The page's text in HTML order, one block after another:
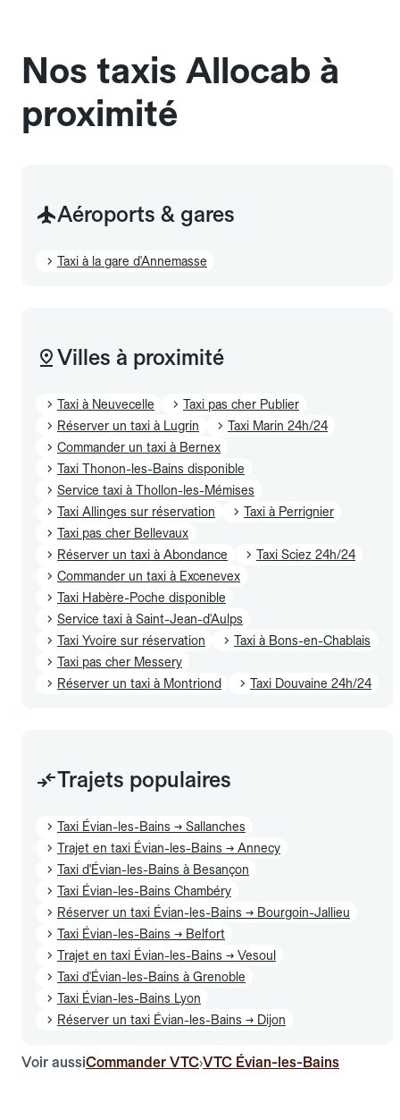
Nos taxis Allocab à
proximité
Aéroports & gares
Taxi à la gare d'Annemasse
Villes à proximité
Taxi à Neuvecelle
Taxi pas cher Publier
Réserver un taxi à Lugrin
Taxi Marin 24h/24
Commander un taxi à Bernex
Taxi Thonon-les-Bains disponible
Service taxi à Thollon-les-Mémises
Taxi Allinges sur réservation
Taxi à Perrignier
Taxi pas cher Bellevaux
Réserver un taxi à Abondance
Taxi Sciez 24h/24
Commander un taxi à Excenevex
Taxi Habère-Poche disponible
Service taxi à Saint-Jean-d'Aulps
Taxi Yvoire sur réservation
Taxi à Bons-en-Chablais
Taxi pas cher Messery
Réserver un taxi à Montriond
Taxi Douvaine 24h/24
Trajets populaires
Taxi Évian-les-Bains → Sallanches
Trajet en taxi Évian-les-Bains → Annecy
Taxi d'Évian-les-Bains à Besançon
Taxi Évian-les-Bains Chambéry
Réserver un taxi Évian-les-Bains → Bourgoin-Jallieu
Taxi Évian-les-Bains → Belfort
Trajet en taxi Évian-les-Bains → Vesoul
Taxi d'Évian-les-Bains à Grenoble
Taxi Évian-les-Bains Lyon
Réserver un taxi Évian-les-Bains → Dijon
Voir aussiCommander VTC›VTC Évian-les-Bains